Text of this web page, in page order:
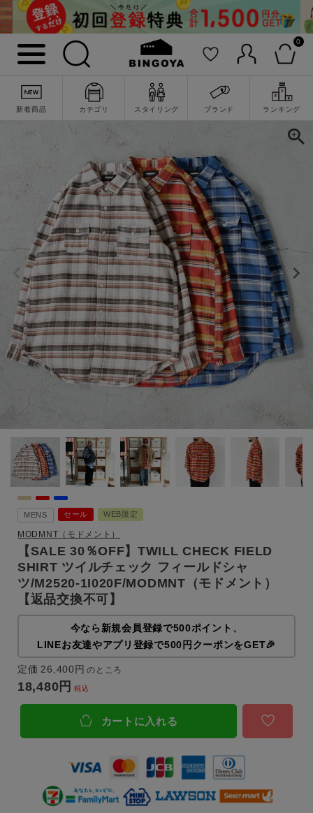
0
新着商品 カテゴリ スタイリング ブランド ランキング
詳細検索
MENS セール WEB限定
MODMNT（モドメント）
【SALE 30％OFF】TWILL CHECK FIELD
SHIRT ツイルチェック フィールドシャ
ツ/M2520-1I020F/MODMNT（モドメント）
【返品交換不可】
今なら新規会員登録で500ポイント、
LINEお友達やアプリ登録で500円クーポンをGET🎉
定価 26,400 のところ
18,480 税込
カートに入れる